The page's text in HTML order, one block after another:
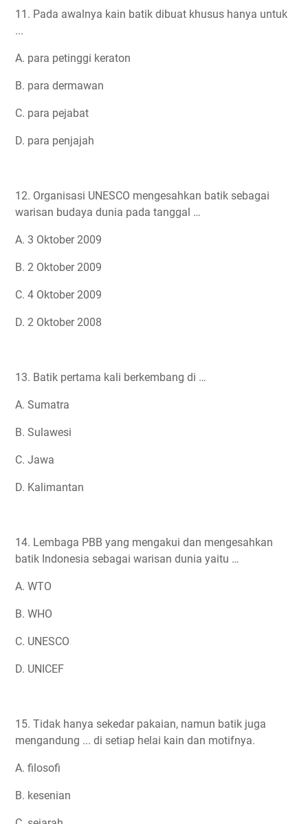
11. Pada awalnya kain batik dibuat khusus hanya untuk
...
A. para petinggi keraton
B. para dermawan
C. para pejabat
D. para penjajah
12. Organisasi UNESCO mengesahkan batik sebagai
warisan budaya dunia pada tanggal …
A. 3 Oktober 2009
B. 2 Oktober 2009
C. 4 Oktober 2009
D. 2 Oktober 2008
13. Batik pertama kali berkembang di …
A. Sumatra
B. Sulawesi
C. Jawa
D. Kalimantan
14. Lembaga PBB yang mengakui dan mengesahkan
batik Indonesia sebagai warisan dunia yaitu …
A. WTO
B. WHO
C. UNESCO
D. UNICEF
15. Tidak hanya sekedar pakaian, namun batik juga
mengandung ... di setiap helai kain dan motifnya.
A. filosofi
B. kesenian